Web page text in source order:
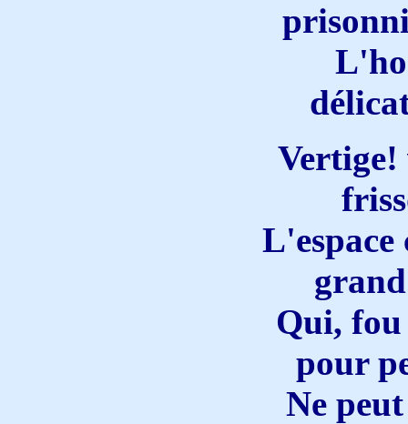
Vertige!
L'espace
Qui,
pour
Ne